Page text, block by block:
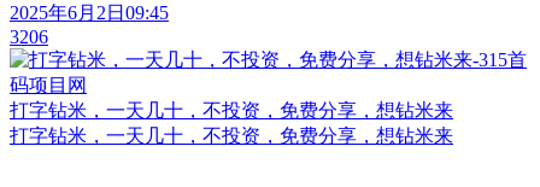
2025年6月2日09:45
3206
打字钻米，一天几十，不投资，免费分享，想钻米来
打字钻米，一天几十，不投资，免费分享，想钻米来